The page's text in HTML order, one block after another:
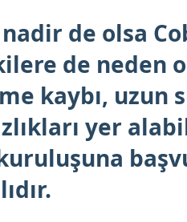
de olsa
de neden
kaybı, uzun
yer